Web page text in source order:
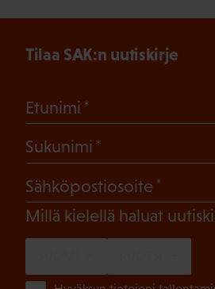
Tilaa SAK:n uutiskirje
Etunimi
Sukunimi
Sähköpostiosoite
Millä kielellä haluat